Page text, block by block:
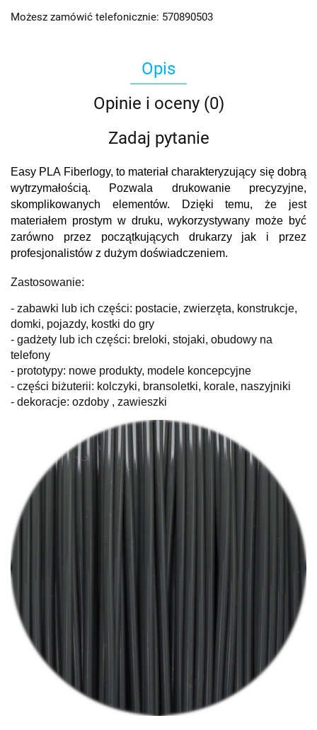
Możesz zamówić telefonicznie: 570890503
Opis
Opinie i oceny (0)
Zadaj pytanie
Easy PLA Fiberlogy, to materiał charakteryzujący się dobrą
wytrzymałością. Pozwala drukowanie precyzyjne,
skomplikowanych elementów. Dzięki temu, że jest
materiałem prostym w druku, wykorzystywany może być
zarówno przez początkujących drukarzy jak i przez
profesjonalistów z dużym doświadczeniem.
Zastosowanie:
- zabawki lub ich części: postacie, zwierzęta, konstrukcje,
domki, pojazdy, kostki do gry
- gadżety lub ich części: breloki, stojaki, obudowy na
telefony
- prototypy: nowe produkty, modele koncepcyjne
- części biżuterii: kolczyki, bransoletki, korale, naszyjniki
- dekoracje: ozdoby , zawieszki